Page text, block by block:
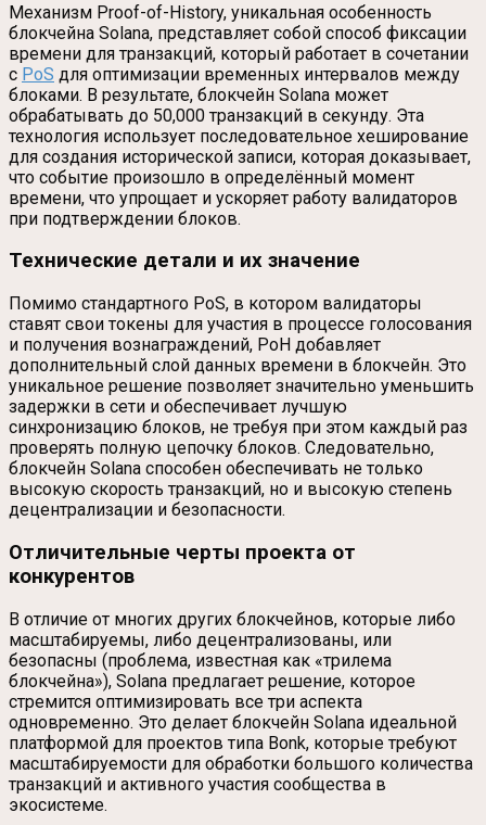
Механизм Proof-of-History, уникальная особенность
блокчейна Solana, представляет собой способ фиксации
времени для транзакций, который работает в сочетании
с PoS для оптимизации временных интервалов между
блоками. В результате, блокчейн Solana может
обрабатывать до 50,000 транзакций в секунду. Эта
технология использует последовательное хеширование
для создания исторической записи, которая доказывает,
что событие произошло в определённый момент
времени, что упрощает и ускоряет работу валидаторов
при подтверждении блоков.
Технические детали и их значение
Помимо стандартного PoS, в котором валидаторы
ставят свои токены для участия в процессе голосования
и получения вознаграждений, PoH добавляет
дополнительный слой данных времени в блокчейн. Это
уникальное решение позволяет значительно уменьшить
задержки в сети и обеспечивает лучшую
синхронизацию блоков, не требуя при этом каждый раз
проверять полную цепочку блоков. Следовательно,
блокчейн Solana способен обеспечивать не только
высокую скорость транзакций, но и высокую степень
децентрализации и безопасности.
Отличительные черты проекта от
конкурентов
В отличие от многих других блокчейнов, которые либо
масштабируемы, либо децентрализованы, или
безопасны (проблема, известная как «трилема
блокчейна»), Solana предлагает решение, которое
стремится оптимизировать все три аспекта
одновременно. Это делает блокчейн Solana идеальной
платформой для проектов типа Bonk, которые требуют
масштабируемости для обработки большого количества
транзакций и активного участия сообщества в
экосистеме.